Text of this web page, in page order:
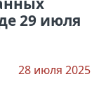
29 июля
28 июля 2025